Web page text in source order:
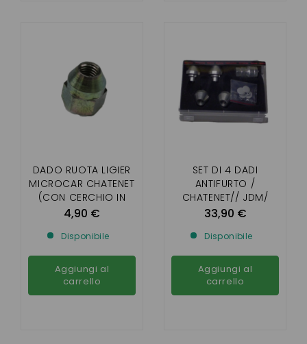
DADO RUOTA LIGIER
MICROCAR CHATENET
(CON CERCHIO IN
ALLUMINIO)
4,90 €
Disponibile
Aggiungi al
carrello
SET DI 4 DADI
ANTIFURTO /
CHATENET// JDM/
LIGIER/ MICROCAR
33,90 €
Disponibile
Aggiungi al
carrello